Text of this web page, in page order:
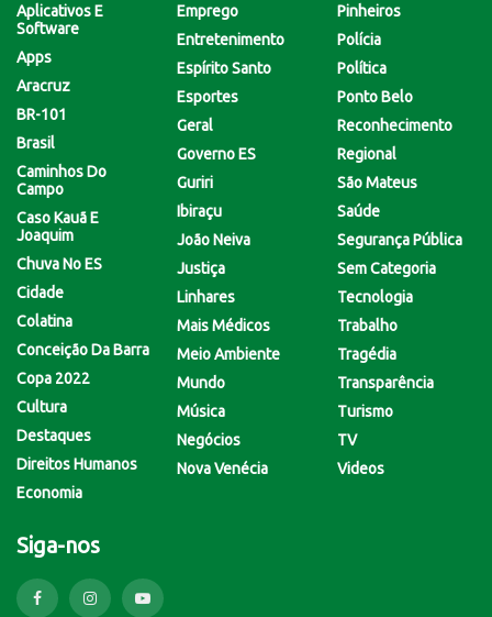
Aplicativos E
Software
Apps
Aracruz
BR-101
Brasil
Caminhos Do
Campo
Caso Kauã E
Joaquim
Chuva No ES
Cidade
Colatina
Conceição Da Barra
Copa 2022
Cultura
Destaques
Direitos Humanos
Economia
Emprego
Entretenimento
Espírito Santo
Esportes
Geral
Governo ES
Guriri
Ibiraçu
João Neiva
Justiça
Linhares
Mais Médicos
Meio Ambiente
Mundo
Música
Negócios
Nova Venécia
Pinheiros
Polícia
Política
Ponto Belo
Reconhecimento
Regional
São Mateus
Saúde
Segurança Pública
Sem Categoria
Tecnologia
Trabalho
Tragédia
Transparência
Turismo
TV
Videos
Siga-nos